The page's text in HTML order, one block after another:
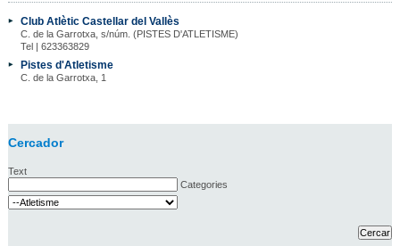
Club Atlètic Castellar del Vallès
C. de la Garrotxa, s/núm. (PISTES D'ATLETISME)
Tel | 623363829
Pistes d'Atletisme
C. de la Garrotxa, 1
Cercador
Text
Categories